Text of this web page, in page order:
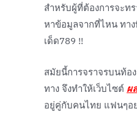
สำหรับผู้ที่ต้องการจะท
หาข้อมูลจากที่ไหน ทาง
เด็ด789 !!
สมัยนี้การจราจรบนท้อ
ทาง จึงทำให้เว็บไซต์ผ
อยู่คู่กับคนไทย แฟนๆอ